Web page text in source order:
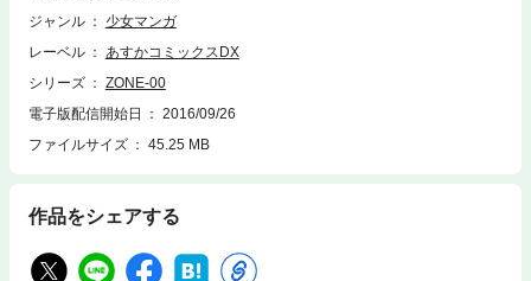
ジャンル
少女マンガ
レーベル
あすかコミックスDX
シリーズ
ZONE-00
電子版配信開始日
2016/09/26
ファイルサイズ
45.25 MB
作品をシェアする